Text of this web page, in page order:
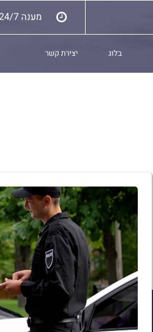
מענה 24/7!
בלוג יצירת קשר